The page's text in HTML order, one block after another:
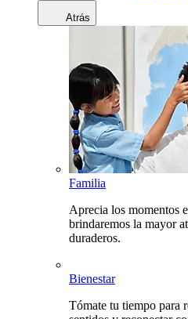
Atrás
Familia
Aprecia los momentos
brindaremos la mayor
duraderos.
Bienestar
Tómate tu tiempo para